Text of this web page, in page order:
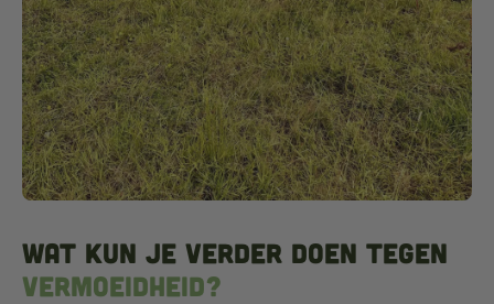
Wat kun je verder doen tegen
vermoeidheid?